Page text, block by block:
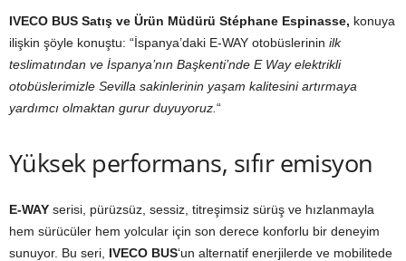
IVECO BUS Satış ve Ürün Müdürü Stéphane Espinasse, konuya
ilişkin şöyle konuştu: “İspanya’daki E-WAY otobüslerinin ilk
teslimatından ve İspanya’nın Başkenti’nde E Way elektrikli
otobüslerimizle Sevilla sakinlerinin yaşam kalitesini artırmaya
yardımcı olmaktan gurur duyuyoruz. “
Yüksek performans, sıfır emisyon
E-WAY serisi, pürüzsüz, sessiz, titreşimsiz sürüş ve hızlanmayla
hem sürücüler hem yolcular için son derece konforlu bir deneyim
sunuyor. Bu seri, IVECO BUS‘un alternatif enerjilerde ve mobilitede